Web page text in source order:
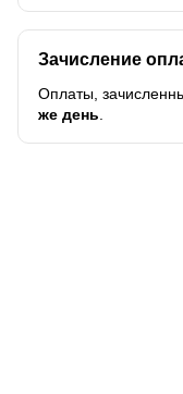
Зачисление
Оплаты,
же день